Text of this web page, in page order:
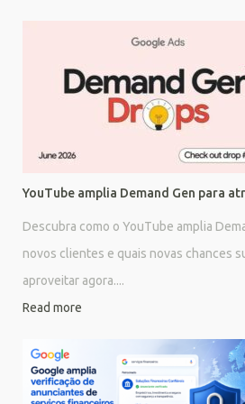
YouTube amplia Demand Gen para
Descubra como o YouTube amplia
novos clientes e quais novas chances
aproveitar agora....
Read more